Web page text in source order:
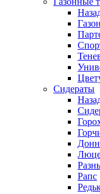
Сидераты
Рапс